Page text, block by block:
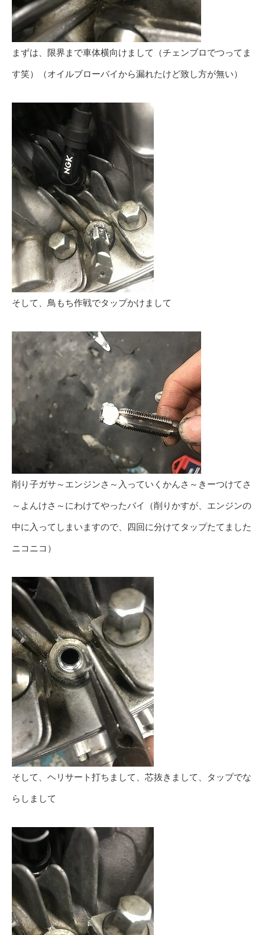
まずは、限界まで車体横向けまして（チェンブロでつってま
す笑）（オイルブローバイから漏れたけど致し方が無い）
そして、鳥もち作戦でタップかけまして
削り子ガサ～エンジンさ～入っていくかんさ～きーつけてさ
～よんけさ～にわけてやったバイ（削りかすが、エンジンの
中に入ってしまいますので、四回に分けてタップたてました
ニコニコ）
そして、ヘリサート打ちまして、芯抜きまして、タップでな
らしまして